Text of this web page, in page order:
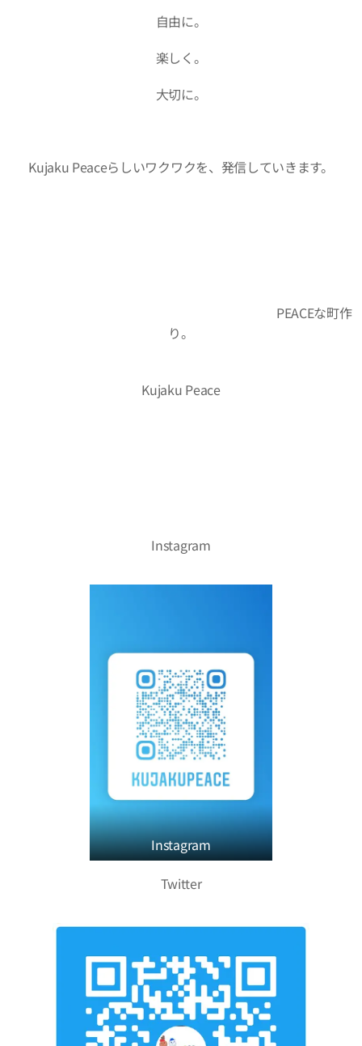
自由に。
楽しく。
大切に。
Kujaku Peaceらしいワクワクを、発信していきます。
PEACEな町作
り。
Kujaku Peace
Instagram
Instagram
Twitter